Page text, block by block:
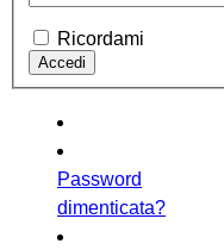
Ricordami
Password
dimenticata?